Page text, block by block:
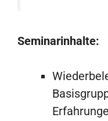
Seminarinhalte: